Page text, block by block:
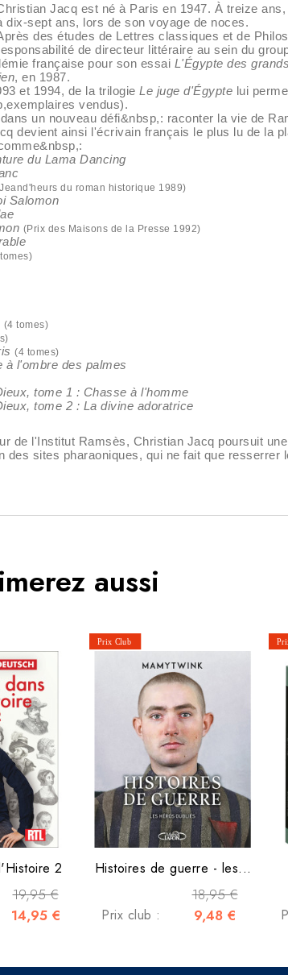
Jacq est né à Paris en 1947. À treize
dix-sept ans, lors de son voyage de noces.
des études de Lettres classiques et de
de directeur littéraire au sein du
française pour son essai L'Égypte des
, en 1987.
et 1994, de la trilogie Le juge d'Égypte lui
vendus).
un nouveau défi&nbsp,: raconter la vie de
devient ainsi l'écrivain français le plus lu de la
du Lama Dancing
du roman historique 1989)
Salomon
(Prix des Maisons de la Presse 1992)
(4 tomes)
(4 tomes)
à l'ombre des palmes
tome 1 : Chasse à l'homme
tome 2 : La divine adoratrice
de l'Institut Ramsès, Christian Jacq poursuit
des sites pharaoniques, qui ne fait que
aussi
2
19,95 €
14,95 €
Histoires de guerre - les...
18,95 €
Prix club : 9,48 €